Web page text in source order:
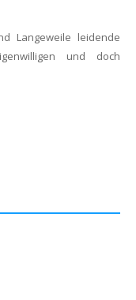
Langeweile leidende
und doch